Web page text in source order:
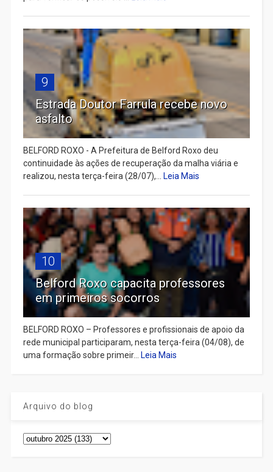
9
Estrada Doutor Farrula recebe novo
asfalto
BELFORD ROXO - A Prefeitura de Belford Roxo deu
continuidade às ações de recuperação da malha viária e
realizou, nesta terça-feira (28/07),...
Leia Mais
10
Belford Roxo capacita professores
em primeiros socorros
BELFORD ROXO – Professores e profissionais de apoio da
rede municipal participaram, nesta terça-feira (04/08), de
uma formação sobre primeir...
Leia Mais
Arquivo do blog